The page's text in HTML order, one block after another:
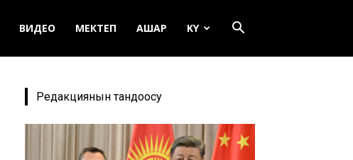
ВИДЕО МЕКТЕП АШАР KY
Редакциянын тандоосу